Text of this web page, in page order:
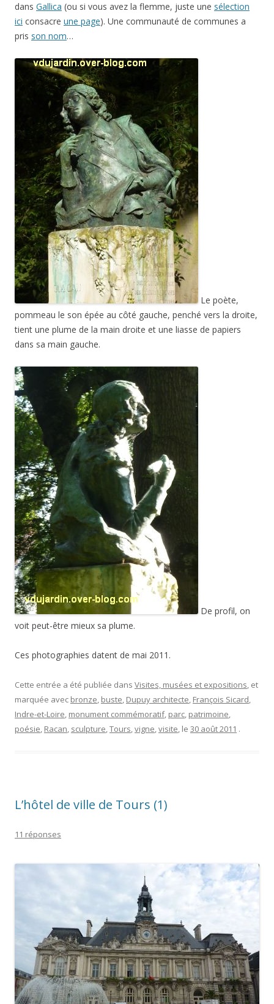
dans Gallica (ou si vous avez la flemme, juste une sélection
ici consacre une page). Une communauté de communes a
pris son nom…
Le poète,
pommeau le son épée au côté gauche, penché vers la droite,
tient une plume de la main droite et une liasse de papiers
dans sa main gauche.
De profil, on
voit peut-être mieux sa plume.
Ces photographies datent de mai 2011.
Cette entrée a été publiée dans Visites, musées et expositions, et
marquée avec bronze, buste, Dupuy architecte, François Sicard,
Indre-et-Loire, monument commémoratif, parc, patrimoine,
poésie, Racan, sculpture,Tours,vigne,visite, le 30 août 2011 .
L’hôtel de ville de Tours (1)
11 réponses